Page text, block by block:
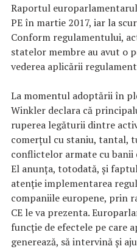
Raportul
PE în martie 2017, iar la
Conform regulamentului,
statelor membre au avut o
vederea aplicării
La momentul adoptării în
Winkler declara că
ruperea legăturii dintre
comerțul cu staniu, tantal,
conflictelor armate cu
El anunța, totodată, și
atenție implementarea
companiile europene, prin
CE le va prezenta.
funcție de efectele pe care
generează, să intervină și